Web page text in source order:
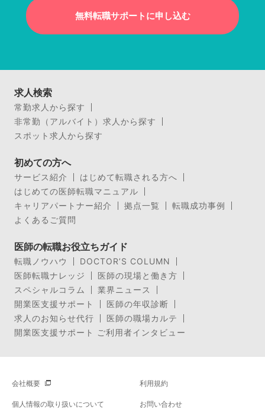
無料転職サポートに申し込む
求人検索
常勤求人から探す
非常勤（アルバイト）求人から探す
スポット求人から探す
初めての方へ
サービス紹介
はじめて転職される方へ
はじめての医師転職マニュアル
キャリアパートナー紹介
拠点一覧
転職成功事例
よくあるご質問
医師の転職お役立ちガイド
転職ノウハウ
DOCTOR’S COLUMN
医師転職ナレッジ
医師の現場と働き方
スペシャルコラム
業界ニュース
開業医支援サポート
医師の年収診断
求人のお知らせ代行
医師の職場カルテ
開業医支援サポート ご利用者インタビュー
会社概要 利用規約
個人情報の取り扱いについて お問い合わせ